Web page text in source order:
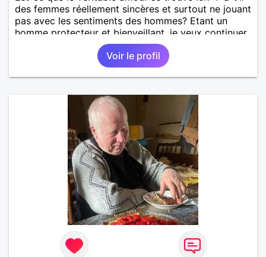
des femmes réellement sincères et surtout ne jouant
pas avec les sentiments des hommes? Etant un
homme protecteur et bienveillant, je veux continuer
d'y croire et pouvoir enfin former la petite famille
que je désir temps. Faux profil, profiteuse et autres
joyeuseté passer votre chemin, vous ne
m'intéressez pas du tout!
Voir le profil